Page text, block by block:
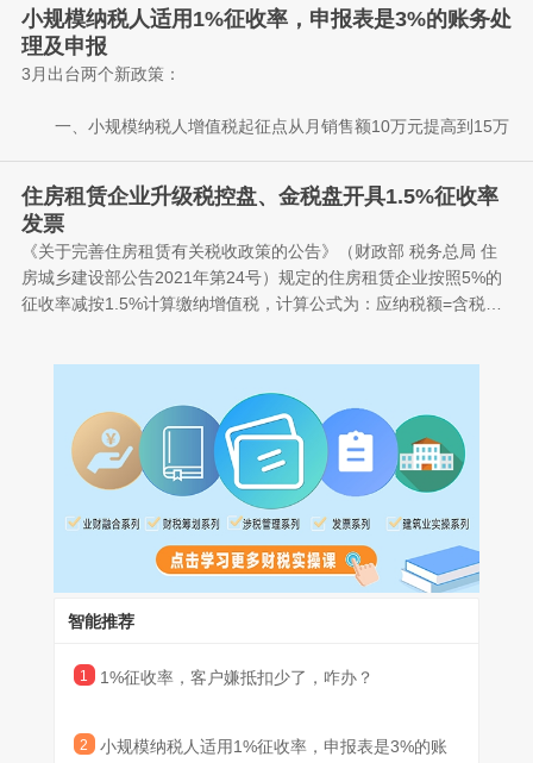
小规模纳税人适用1%征收率，申报表是3%的账务处
理及申报
3月出台两个新政策：
一、小规模纳税人增值税起征点从月销售额10万元提高到15万
二、自2021年4月1日至2022年12月31日,对月销售额15万元以
下(含本数)的增值税小规模纳税人，免征增值税。同时根据财政部
税务总局公告2021年第7号，对小规模纳税人减按1%征收率征收增
值税，执行期限延长至2021年12月31日。
为方便小规模纳税人清晰掌握新政策，以下将结合账务处理及
收率优惠政策的继续执行的账务处理及申报表的填写要点。
一、账务处理
从实务操作的角度看，小规模纳税人申报缴纳增值税是按季度
进行的，而日常会计核算要遵循及时性原则，发生交易或事项应及
时进行账务处理。这就出现了一个时间上的差异，即取得销售收入
时，无法判断本季度销售额是否符合免税的标准，只有等到纳税申
根据财会[2016]22号文的规定：“(十)关于小微企业免征增值税
的会计处理规定。小微企业在取得销售收入时，应当按照税法的规
定计算应交增值税，并确认为应交税费，在达到增值税制度规定的
【案例1】某企业为小规模纳税人，按季纳税，2021年2季度销
住房租赁企业升级税控盘、金税盘开具1.5%征收率
发票
《关于完善住房租赁有关税收政策的公告》（财政部 税务总局 住
房城乡建设部公告2021年第24号）规定的住房租赁企业按照5%的
征收率减按1.5%计算缴纳增值税，计算公式为：应纳税额=含税销
应纳税额=含税销售额/（1+1.5%）×1.5%。
如果选择“减按征税”或“减按1.5%税率”方式开具发票，则会按
应纳税额=含税销售额/（1+5%）×1.5%公式计算税金。
智能推荐
1 1%征收率，客户嫌抵扣少了，咋办？
2
小规模纳税人适用1%征收率，申报表是3%的账